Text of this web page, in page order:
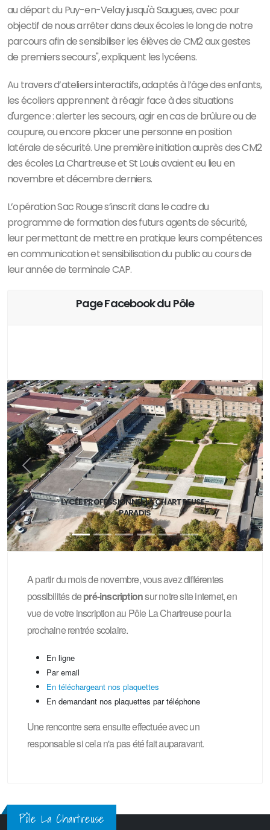
au départ du Puy-en-Velay jusqu'à Saugues, avec pour
objectif de nous arrêter dans deux écoles le long de notre
parcours afin de sensibiliser les élèves de CM2 aux gestes
de premiers secours", expliquent les lycéens.
Au travers d’ateliers interactifs, adaptés à l’âge des enfants,
les écoliers apprennent à réagir face à des situations
d'urgence : alerter les secours, agir en cas de brûlure ou de
coupure, ou encore placer une personne en position
latérale de sécurité. Une première initiation auprès des CM2
des écoles La Chartreuse et St Louis avaient eu lieu en
novembre et décembre derniers.
L’opération Sac Rouge s’inscrit dans le cadre du
programme de formation des futurs agents de sécurité,
leur permettant de mettre en pratique leurs compétences
en communication et sensibilisation du public au cours de
leur année de terminale CAP.
Page Facebook du Pôle
LYCÉE PROFESSIONNEL LA CHARTREUSE-
PARADIS
Précedent
A partir du mois de novembre, vous avez différentes
possibilités depré-inscriptionsur notre site internet, en
vue de votre inscription au Pôle La Chartreuse pour la
prochaine rentrée scolaire.
En ligne
Par email
En téléchargeant nos plaquettes
En demandant nos plaquettes par téléphone
Une rencontre sera ensuite effectuée avec un
responsable si cela n'a pas été fait auparavant.
Pôle La Chartreuse